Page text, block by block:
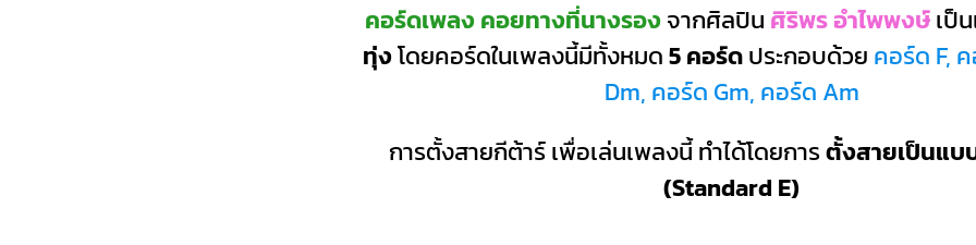
คอร์ดเพลง คอยทางที่นางรองจากศิลปิน ศิริพร อำไพพงษ์เป็
ทุ่งโดยคอร์ดในเพลงนี้มีทั้งหมด5 คอร์ดประกอบด้วย คอร์ด F,
Dm, คอร์ด Gm, คอร์ด Am
การตั้งสายกีต้าร์ เพื่อเล่นเพลงนี้ ทำได้โดยการตั้งสายเป็นแบ
(Standard E)